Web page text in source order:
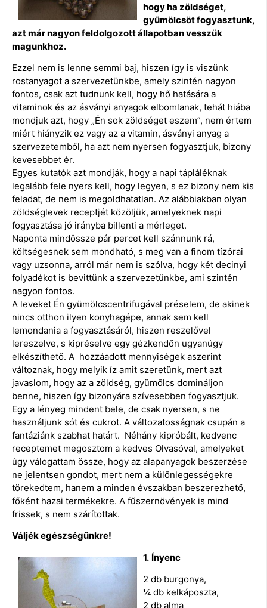
hogy ha zöldséget,
gyümölcsöt fogyasztunk,
azt már nagyon feldolgozott állapotban vesszük
magunkhoz.
Ezzel nem is lenne semmi baj, hiszen így is viszünk
rostanyagot a szervezetünkbe, amely szintén nagyon
fontos, csak azt tudnunk kell, hogy hő hatására a
vitaminok és az ásványi anyagok elbomlanak, tehát hiába
mondjuk azt, hogy „Én sok zöldséget eszem”, nem értem
miért hiányzik ez vagy az a vitamin, ásványi anyag a
szervezetemből, ha azt nem nyersen fogyasztjuk, bizony
kevesebbet ér.
Egyes kutatók azt mondják, hogy a napi tápláléknak
legalább fele nyers kell, hogy legyen, s ez bizony nem kis
feladat, de nem is megoldhatatlan. Az alábbiakban olyan
zöldséglevek receptjét közöljük, amelyeknek napi
fogyasztása jó irányba billenti a mérleget.
Naponta mindössze pár percet kell szánnunk rá,
költségesnek sem mondható, s meg van a finom tízórai
vagy uzsonna, arról már nem is szólva, hogy két decinyi
folyadékot is bevittünk a szervezetünkbe, ami szintén
nagyon fontos.
A leveket Én gyümölcscentrifugával préselem, de akinek
nincs otthon ilyen konyhagépe, annak sem kell
lemondania a fogyasztásáról, hiszen reszelővel
lereszelve, s kipréselve egy gézkendőn ugyanúgy
elkészíthető. A hozzáadott mennyiségek aszerint
változnak, hogy melyik íz amit szeretünk, mert azt
javaslom, hogy az a zöldség, gyümölcs domináljon
benne, hiszen így bizonyára szívesebben fogyasztjuk.
Egy a lényeg mindent bele, de csak nyersen, s ne
használjunk sót és cukrot. A változatosságnak csupán a
fantáziánk szabhat határt. Néhány kipróbált, kedvenc
receptemet megosztom a kedves Olvasóval, amelyeket
úgy válogattam össze, hogy az alapanyagok beszerzése
ne jelentsen gondot, mert nem a különlegességekre
törekedtem, hanem a minden évszakban beszerezhető,
főként hazai termékekre. A fűszernövények is mind
frissek, s nem szárítottak.
Váljék egészségünkre!
1. Ínyenc
2 db burgonya,
¼ db kelkáposzta,
2 db alma